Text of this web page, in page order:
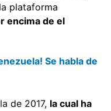
plataforma
encima de el
Se habla de
de 2017, la cual ha